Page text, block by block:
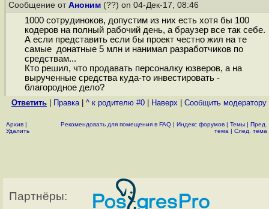
Сообщение от Аноним (??) on 04-Дек-17, 08:46
1000 сотрудиноков, допустим из них есть хотя бы 100
кодеров на полный рабочий день, а браузер все так себе.
А если представить если бы проект честно жил на те
самые донатные 5 млн и нанимал разработчиков по
средствам...
Кто решил, что продавать персоналку юзверов, а на
вырученные средства куда-то инвестировать -
благородное дело?
Ответить Правка| ^ к родителю #0 Наверх Cообщить модератору
Архив |
Удалить
Рекомендовать для помещения в FAQ | Индекс форумов | Темы | Пред.
тема | След. тема
Партнёры: